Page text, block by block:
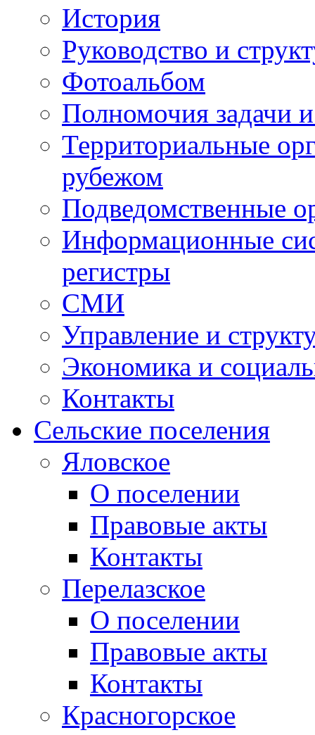
История
Руководство и
Фотоальбом
Полномочия задачи
Территориальные
рубежом
Подведомственные
Информационные
регистры
СМИ
Управление и
Экономика и
Контакты
Сельские поселения
Яловское
О поселении
Правовые акты
Контакты
Перелазское
О поселении
Правовые акты
Контакты
Красногорское